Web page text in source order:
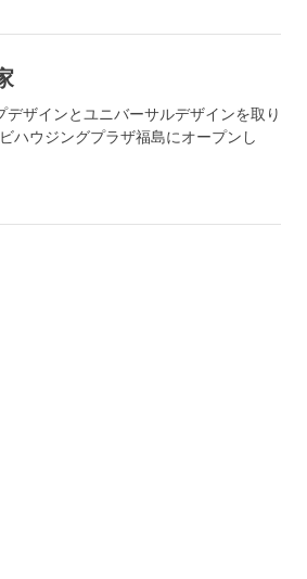
ザインとユニバーサルデザインを取り
ハウジングプラザ福島にオープンし